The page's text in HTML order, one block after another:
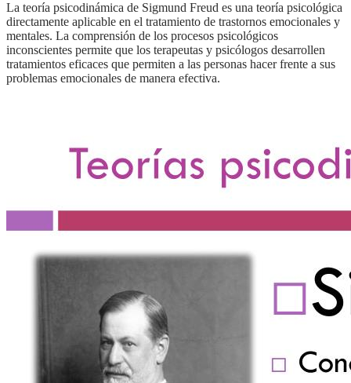
la teoría psicodinámica de Sigmund Freud es una teoría psicológica
directamente aplicable en el tratamiento de trastornos emocionales y
mentales. La comprensión de los procesos psicológicos
inconscientes permite que los terapeutas y psicólogos desarrollen
tratamientos eficaces que permiten a las personas hacer frente a sus
problemas emocionales de manera efectiva.